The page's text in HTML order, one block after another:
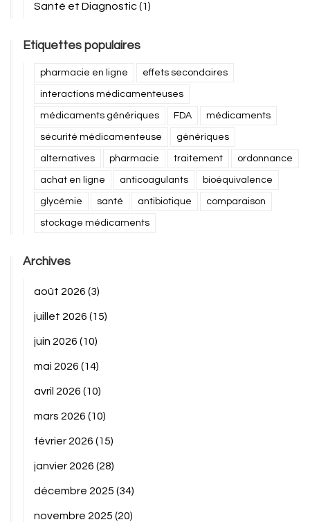
Santé et Diagnostic(1)
Etiquettes populaires
pharmacie en ligne effets secondaires
interactions médicamenteuses
médicaments génériques FDA médicaments
sécurité médicamenteuse génériques
alternatives pharmacie traitement ordonnance
achat en ligne anticoagulants bioéquivalence
glycémie santé antibiotique comparaison
stockage médicaments
Archives
août 2026 (3)
juillet 2026 (15)
juin 2026 (10)
mai 2026 (14)
avril 2026 (10)
mars 2026 (10)
février 2026 (15)
janvier 2026 (28)
décembre 2025 (34)
novembre 2025 (20)